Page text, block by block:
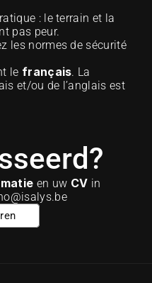
: le terrain et la
pas peur.
les normes de sécurité
le français. La
et/ou de l’anglais est
en uw CV in